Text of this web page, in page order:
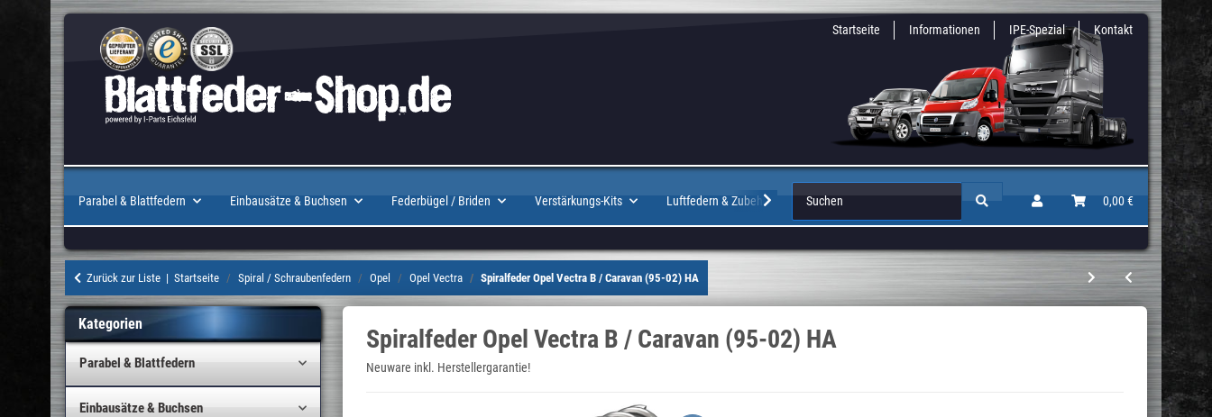
Startseite Informationen IPE-Spezial
Kontakt
0,00 €
Parabel & Blattfedern Einbausätze & Buchsen Federbügel / Briden Verstärkungs-Kits Luftfedern & Zubehör Zusatz & Niveaufedern Auflastungen / Gutachten
Zurück zur Liste Startseite Spiral / Schraubenfedern Opel Opel Vectra Spiralfeder Opel Vectra B / Caravan (95-02) HA
Spiralfeder Opel Vectra B / Caravan (95-02) HA
Neuware inkl. Herstellergarantie!
Kategorien
Parabel & Blattfedern
Einbausätze & Buchsen